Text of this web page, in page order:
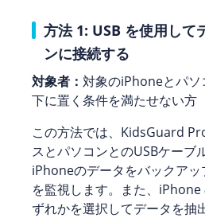
方法 1: USB を使用して
ンに接続する
対象者： 対象のiPhoneとパ
下に置く条件を満たせない方
この方法では、KidsGuard
スとパソコンとのUSBケーブ
iPhoneのデータをバックア
を監視します。また、
ずれかを選択してデータを抽